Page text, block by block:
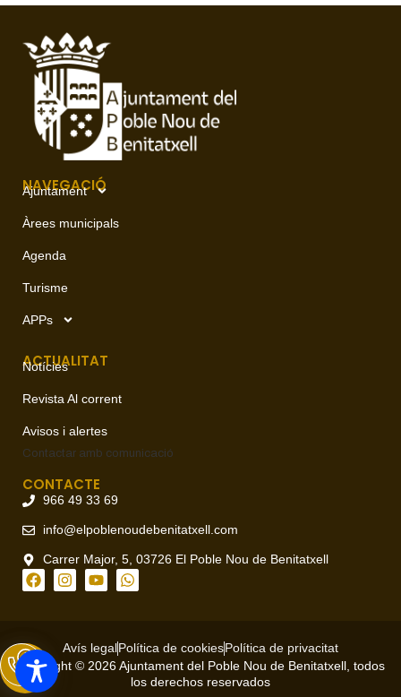
NAVEGACIÓ
Ajuntament
Àrees municipals
Agenda
Turisme
APPs
ACTUALITAT
Notícies
Revista Al corrent
Avisos i alertes
Contactar amb comunicació
CONTACTE
966 49 33 69
info@elpoblenoudebenitatxell.com
Carrer Major, 5, 03726 El Poble Nou de Benitatxell
Avís legalPolítica de cookiesPolítica de privacitat
Copyright © 2026 Ajuntament del Poble Nou de Benitatxell, todos
los derechos reservados